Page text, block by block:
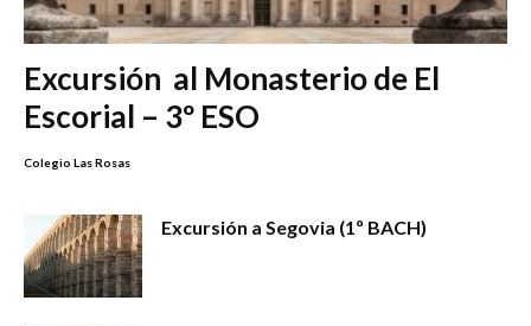
Excursión al Monasterio de El
Escorial – 3º ESO
Colegio Las Rosas
Excursión a Segovia (1º BACH)